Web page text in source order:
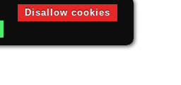
Disallow cookies